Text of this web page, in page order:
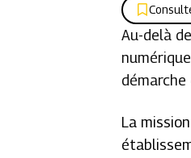
Au-delà
La